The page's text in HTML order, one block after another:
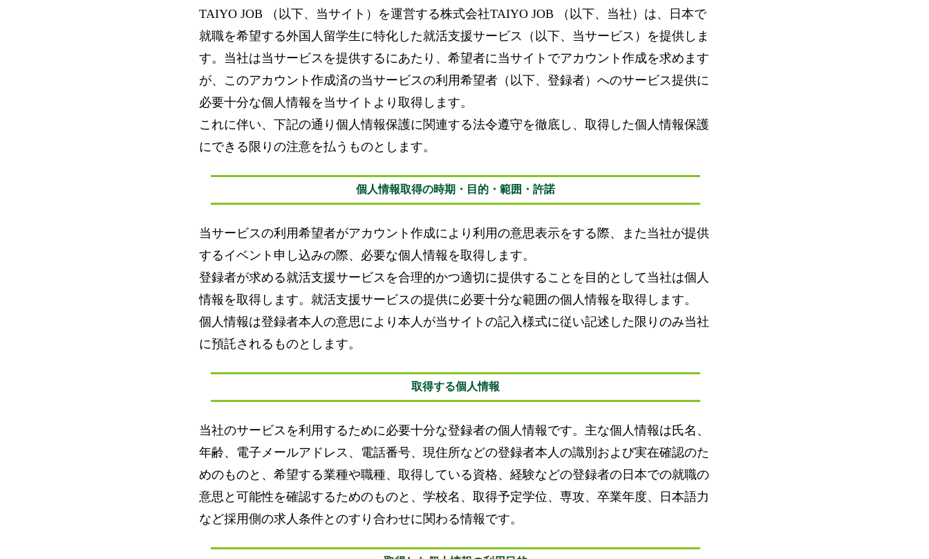
TAIYO JOB （以下、当サイト）を運営する株式会社TAIYO JOB （以下、当社）は、日本で
就職を希望する外国人留学生に特化した就活支援サービス（以下、当サービス）を提供しま
す。当社は当サービスを提供するにあたり、希望者に当サイトでアカウント作成を求めます
が、このアカウント作成済の当サービスの利用希望者（以下、登録者）へのサービス提供に
必要十分な個人情報を当サイトより取得します。
これに伴い、下記の通り個人情報保護に関連する法令遵守を徹底し、取得した個人情報保護
にできる限りの注意を払うものとします。
個人情報取得の時期・目的・範囲・許諾
当サービスの利用希望者がアカウント作成により利用の意思表示をする際、また当社が提供
するイベント申し込みの際、必要な個人情報を取得します。
登録者が求める就活支援サービスを合理的かつ適切に提供することを目的として当社は個人
情報を取得します。就活支援サービスの提供に必要十分な範囲の個人情報を取得します。
個人情報は登録者本人の意思により本人が当サイトの記入様式に従い記述した限りのみ当社
に預託されるものとします。
取得する個人情報
当社のサービスを利用するために必要十分な登録者の個人情報です。主な個人情報は氏名、
年齢、電子メールアドレス、電話番号、現住所などの登録者本人の識別および実在確認のた
めのものと、希望する業種や職種、取得している資格、経験などの登録者の日本での就職の
意思と可能性を確認するためのものと、学校名、取得予定学位、専攻、卒業年度、日本語力
など採用側の求人条件とのすり合わせに関わる情報です。